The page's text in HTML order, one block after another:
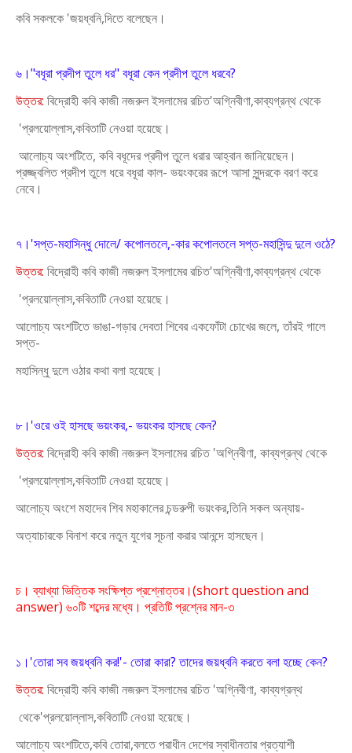
কবি সকলকে 'জয়ধ্বনি,দিতে বলেছেন।
৬।"বধূরা প্রদীপ তুলে ধর" বধূরা কেন প্রদীপ তুলে ধরবে?
উত্তর: বিদ্রোহী কবি কাজী নজরুল ইসলামের রচিত'অগ্নিবীণা,কাব্যগ্রন্থ থেকে
'প্রলয়োল্লাস,কবিতাটি নেওয়া হয়েছে।
আলোচ্য অংশটিতে, কবি বধূদের প্রদীপ তুলে ধরার আহ্বানজানিয়েছেন।
প্রজ্জ্বলিত প্রদীপ তুলে ধরে বধূরা কাল- ভয়ংকরেররূপে আসা সুন্দরকে বরণ করে
নেবে।
৭।'সপ্ত-মহাসিন্ধু দোলে/ কপোলতলে,-কার কপোলতলে সপ্ত-মহাসিন্দু দুলে ওঠে?
উত্তর: বিদ্রোহী কবি কাজী নজরুল ইসলামের রচিত'অগ্নিবীণা,কাব্যগ্রন্থ থেকে
'প্রলয়োল্লাস,কবিতাটি নেওয়া হয়েছে।
আলোচ্য অংশটিতে ভাঙা-গড়ার দেবতা শিবের একফোঁটা চোখের জলে, তাঁরই গালে
সপ্ত-
মহাসিন্ধু দুলে ওঠার কথা বলা হয়েছে।
৮।'ওরে ওই হাসছে ভয়ংকর,- ভয়ংকর হাসছে কেন?
উত্তর: বিদ্রোহী কবি কাজী নজরুল ইসলামের রচিত 'অগ্নিবীণা, কাব্যগ্রন্থ থেকে
'প্রলয়োল্লাস,কবিতাটি নেওয়া হয়েছে।
আলোচ্য অংশে মহাদেব শিব মহাকালের চন্ডরুপী ভয়ংকর,তিনি সকল অন্যায়-
অত্যাচারকে বিনাশ করে নতুন যুগের সূচনা করার আনন্দে হাসছেন।
চ। ব্যাখ্যা ভিত্তিক সংক্ষিপ্ত প্রশ্নোত্তর।(short question and
answer) ৬০টি শব্দের মধ্যে। প্রতিটি প্রশ্নের মান-৩
১।'তোরা সব জয়ধ্বনি কর!'- তোরা কারা? তাদের জয়ধ্বনি করতে বলা হচ্ছে কেন?
উত্তর: বিদ্রোহী কবি কাজী নজরুল ইসলামের রচিত 'অগ্নিবীণা, কাব্যগ্রন্থ
থেকে'প্রলয়োল্লাস,কবিতাটি নেওয়া হয়েছে।
আলোচ্য অংশটিতে,কবি তোরা,বলতে পরাধীন দেশের স্বাধীনতার প্রত্যাশী